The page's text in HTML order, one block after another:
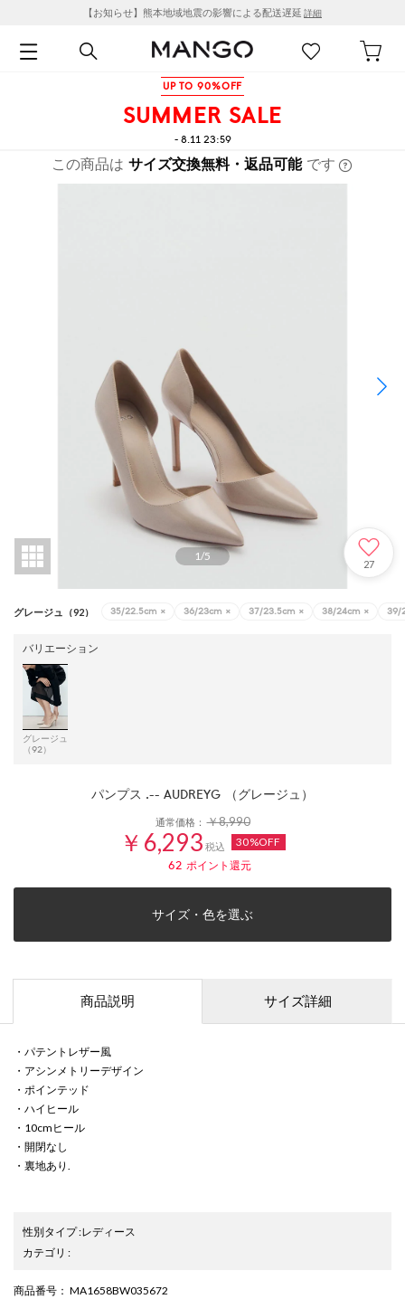
【お知らせ】熊本地域地震の影響による配送遅延 詳細
UP TO 90%OFF
SUMMER SALE
- 8.11 23:59
この商品は サイズ交換無料・返品可能 です
1/5
27
グレージュ（92） 35/22.5cm × 36/23cm × 37/23.5cm × 38/24cm × 39/
バリエーション
グレージュ
（92）
パンプス .-- AUDREYG （グレージュ）
通常価格：￥8,990
￥6,293 税込 30%OFF
62 ポイント還元
サイズ・色を選ぶ
商品説明 サイズ詳細
・パテントレザー風
・アシンメトリーデザイン
・ポインテッド
・ハイヒール
・10cmヒール
・開閉なし
・裏地あり.
性別タイプ:レディース
カテゴリ :
商品番号 ： MA1658BW035672